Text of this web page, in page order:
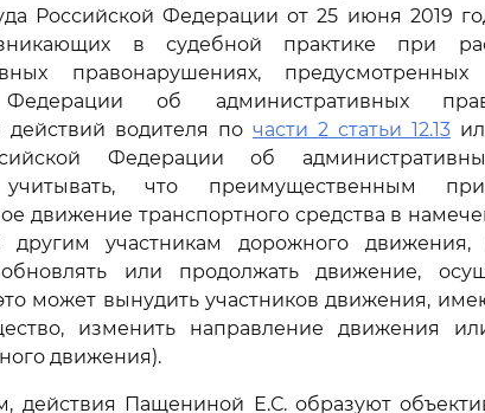
Российской Федерации от 25 июня 2019
в судебной практике при
правонарушениях,
Федерации об административных
действий водителя по части 2 статьи 12.13
Федерации об
учитывать, что преимущественным
движение транспортного средства в
участникам дорожного
или продолжать движение,
может вынудить участников движения,
изменить направление движения
движения).
действия Пащениной Е.С. образуют